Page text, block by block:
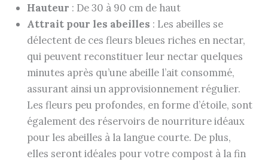
Hauteur : De 30 à 90 cm de haut
Attrait pour les abeilles : Les abeilles se
délectent de ces fleurs bleues riches en nectar,
qui peuvent reconstituer leur nectar quelques
minutes après qu’une abeille l’ait consommé,
assurant ainsi un approvisionnement régulier.
Les fleurs peu profondes, en forme d’étoile, sont
également des réservoirs de nourriture idéaux
pour les abeilles à la langue courte. De plus,
elles seront idéales pour votre compost à la fin